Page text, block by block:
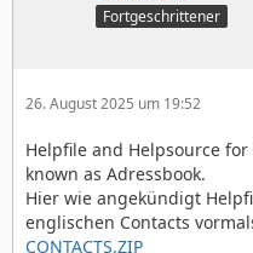
Fortgeschrittener
26. August 2025 um 19:52
Helpfile and Helpsource
known as Adressbook.
Hier wie angekündigt
englischen Contacts
CONTACTS.ZIP